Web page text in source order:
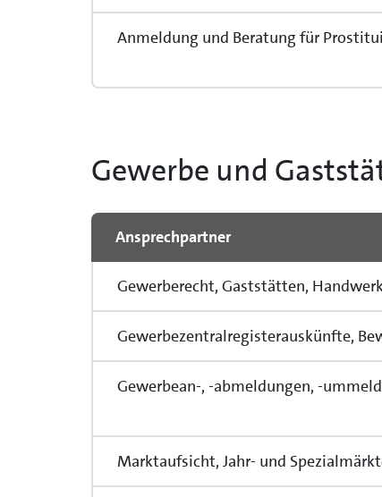
Anmeldung und Beratung für
Gewerbe und
Ansprechpartner
Gewerberecht, Gaststätten,
Gewerbezentralregisterauskünfte,
Gewerbean-, -abmeldungen, -
Marktaufsicht, Jahr- und